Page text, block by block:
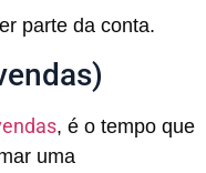
parte da conta.
, é o tempo que
uma